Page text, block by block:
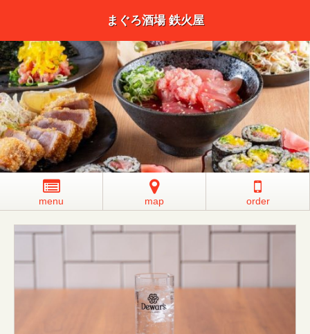
まぐろ酒場 鉄火屋
menu map order